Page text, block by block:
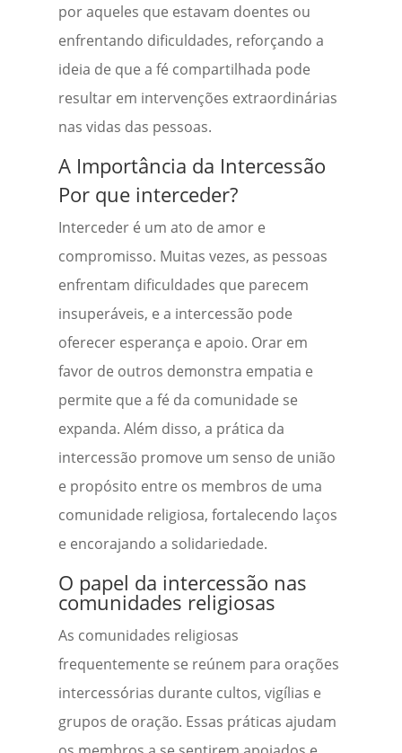
por aqueles que estavam doentes ou
enfrentando dificuldades, reforçando a
ideia de que a fé compartilhada pode
resultar em intervenções extraordinárias
nas vidas das pessoas.
A Importância da Intercessão
Por que interceder?
Interceder é um ato de amor e
compromisso. Muitas vezes, as pessoas
enfrentam dificuldades que parecem
insuperáveis, e a intercessão pode
oferecer esperança e apoio. Orar em
favor de outros demonstra empatia e
permite que a fé da comunidade se
expanda. Além disso, a prática da
intercessão promove um senso de união
e propósito entre os membros de uma
comunidade religiosa, fortalecendo laços
e encorajando a solidariedade.
O papel da intercessão nas
comunidades religiosas
As comunidades religiosas
frequentemente se reúnem para orações
intercessórias durante cultos, vigílias e
grupos de oração. Essas práticas ajudam